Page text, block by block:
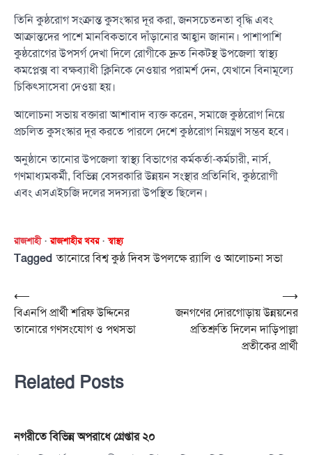
তিনি কুষ্ঠরোগ সংক্রান্ত কুসংস্কার দূর করা, জনসচেতনতা বৃদ্ধি এবং
আক্রান্তদের পাশে মানবিকভাবে দাঁড়ানোর আহ্বান জানান। পাশাপাশি
কুষ্ঠরোগের উপসর্গ দেখা দিলে রোগীকে দ্রুত নিকটস্থ উপজেলা স্বাস্থ্য
কমপ্লেক্স বা বক্ষব্যাধী ক্লিনিকে নেওয়ার পরামর্শ দেন, যেখানে বিনামূল্যে
চিকিৎসাসেবা দেওয়া হয়।
আলোচনা সভায় বক্তারা আশাবাদ ব্যক্ত করেন, সমাজে কুষ্ঠরোগ নিয়ে
প্রচলিত কুসংস্কার দূর করতে পারলে দেশে কুষ্ঠরোগ নিয়ন্ত্রণ সম্ভব হবে।
অনুষ্ঠানে তানোর উপজেলা স্বাস্থ্য বিভাগের কর্মকর্তা-কর্মচারী, নার্স,
গণমাধ্যমকর্মী, বিভিন্ন বেসরকারি উন্নয়ন সংস্থার প্রতিনিধি, কুষ্ঠরোগী
এবং এসএইচজি দলের সদস্যরা উপস্থিত ছিলেন।
রাজশাহী রাজশাহীর খবর স্বাস্থ্য
Taggedতানোরে বিশ্ব কুষ্ঠ দিবস উপলক্ষে র‍্যালি ও আলোচনা সভা
Post
navigation
⟵
বিএনপি প্রার্থী শরিফ উদ্দিনের
তানোরে গণসংযোগ ও পথসভা
জনগণের দোরগোড়ায় উন্নয়নের
প্রতিশ্রুতি দিলেন দাড়িপাল্লা
প্রতীকের প্রার্থী
⟶
Related Posts
নগরীতে বিভিন্ন অপরাধে গ্রেপ্তার ২০